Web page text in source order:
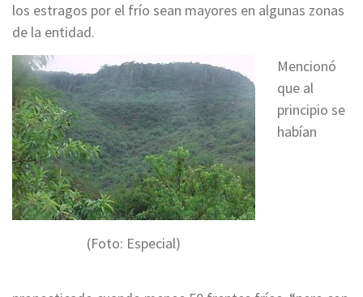
los estragos por el frío sean mayores en algunas zonas
de la entidad.
(Foto: Especial)
Mencionó
que al
principio se
habían